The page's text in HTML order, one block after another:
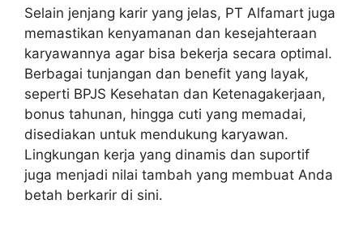
Selain jenjang karir yang jelas, PT Alfamart juga
memastikan kenyamanan dan kesejahteraan
karyawannya agar bisa bekerja secara optimal.
Berbagai tunjangan dan benefit yang layak,
seperti BPJS Kesehatan dan Ketenagakerjaan,
bonus tahunan, hingga cuti yang memadai,
disediakan untuk mendukung karyawan.
Lingkungan kerja yang dinamis dan suportif
juga menjadi nilai tambah yang membuat Anda
betah berkarir di sini.